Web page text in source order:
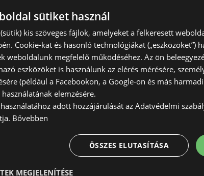
sütiket használ
kis szöveges fájlok, amelyeket a felkeresett
Cookie-kat és hasonló technológiákat („eszközöket”)
weboldalunk megfelelő működéséhez. Az ön
eszközöket is használunk az elérés mérésére,
(például a Facebookon, a Google-on és más
elemzésére.
adott hozzájárulását az Adatvédelmi
Bővebben
ÖSSZES ELUTASÍTÁSA
MEGJELENÍTÉSE